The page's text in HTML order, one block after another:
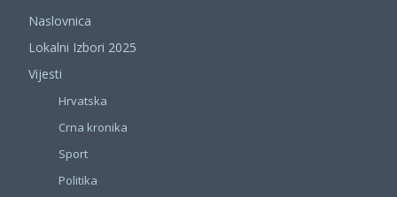
Naslovnica
Lokalni Izbori 2025
Vijesti
Hrvatska
Crna kronika
Sport
Politika